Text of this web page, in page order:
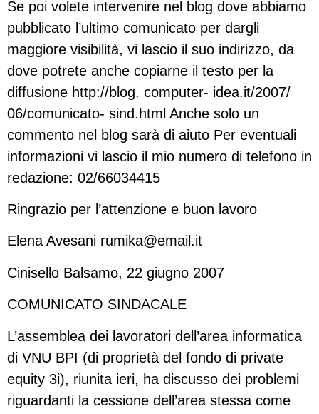
Se poi volete intervenire nel blog dove abbiamo
pubblicato l’ultimo comunicato per dargli
maggiore visibilità, vi lascio il suo indirizzo, da
dove potrete anche copiarne il testo per la
diffusione http://blog. computer- idea.it/2007/
06/comunicato- sind.html Anche solo un
commento nel blog sarà di aiuto Per eventuali
informazioni vi lascio il mio numero di telefono in
redazione: 02/66034415
Ringrazio per l’attenzione e buon lavoro
Elena Avesani rumika@email.it
Cinisello Balsamo, 22 giugno 2007
COMUNICATO SINDACALE
L’assemblea dei lavoratori dell’area informatica
di VNU BPI (di proprietà del fondo di private
equity 3i), riunita ieri, ha discusso dei problemi
riguardanti la cessione dell’area stessa come